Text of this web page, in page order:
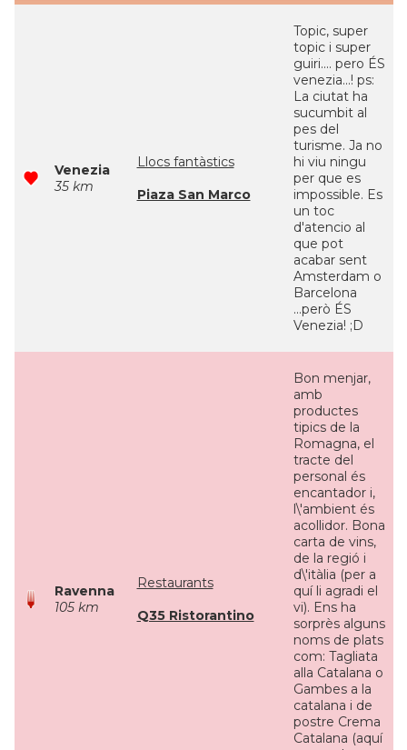
Venezia
35 km
Llocs fantàstics
Piaza San Marco
Topic, super
topic i super
guiri.... pero ÉS
venezia...! ps:
La ciutat ha
sucumbit al
pes del
turisme. Ja no
hi viu ningu
per que es
impossible. Es
un toc
d'atencio al
que pot
acabar sent
Amsterdam o
Barcelona
...però ÉS
Venezia! ;D
Ravenna
105 km
Restaurants
Q35 Ristorantino
Bon menjar,
amb
productes
tipics de la
Romagna, el
tracte del
personal és
encantador i,
l\'ambient és
acollidor. Bona
carta de vins,
de la regió i
d\'itàlia (per a
quí li agradi el
vi). Ens ha
sorprès alguns
noms de plats
com: Tagliata
alla Catalana o
Gambes a la
catalana i de
postre Crema
Catalana (aquí